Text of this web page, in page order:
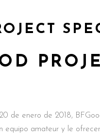
de enero de 2018,
equipo amateur y le